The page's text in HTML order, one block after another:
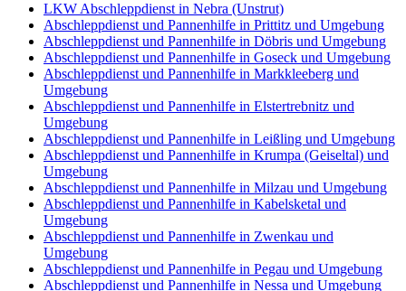
LKW Abschleppdienst in Nebra (Unstrut)
Abschleppdienst und Pannenhilfe in Prittitz und Umgebung
Abschleppdienst und Pannenhilfe in Döbris und Umgebung
Abschleppdienst und Pannenhilfe in Goseck und Umgebung
Abschleppdienst und Pannenhilfe in Markkleeberg und
Umgebung
Abschleppdienst und Pannenhilfe in Elstertrebnitz und
Umgebung
Abschleppdienst und Pannenhilfe in Leißling und Umgebung
Abschleppdienst und Pannenhilfe in Krumpa (Geiseltal) und
Umgebung
Abschleppdienst und Pannenhilfe in Milzau und Umgebung
Abschleppdienst und Pannenhilfe in Kabelsketal und
Umgebung
Abschleppdienst und Pannenhilfe in Zwenkau und
Umgebung
Abschleppdienst und Pannenhilfe in Pegau und Umgebung
Abschleppdienst und Pannenhilfe in Nessa und Umgebung